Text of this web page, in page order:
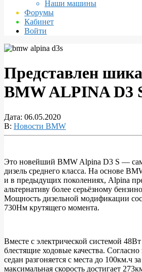
Наши машины
Форумы
Кабинет
Войти
Представлен
BMW ALPINA D3
Дата: 06.05.2020
В: Новости BMW
Представлен
шикарный
BMW
ALPINA
S
Это новейший BMW Alpina D3 S —
дизель среднего класса. На основе
и в предыдущих поколениях, Alpina
альтернативу более серьёзному
Мощность дизельной модификации
730Нм крутящего момента.
Вместе с электрической системой
блестящие ходовые качества.
седан разгоняется с места до 100км.ч
максимальная скорость достигает